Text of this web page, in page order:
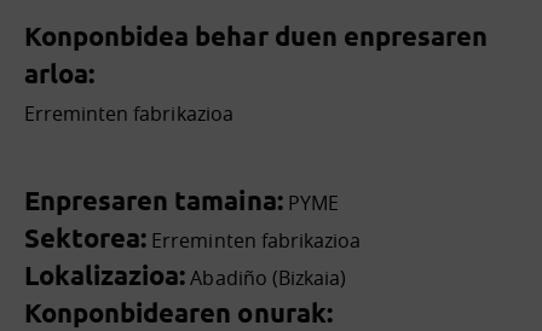
Konponbidea behar duen enpresaren
arloa:
Erreminten fabrikazioa
Enpresaren tamaina:PYME
Sektorea: Erreminten fabrikazioa
Lokalizazioa:Abadiño (Bizkaia)
Konponbidearen onurak: